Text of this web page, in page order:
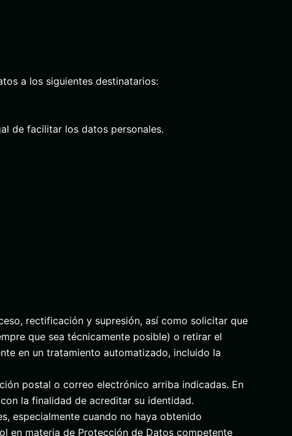
a los siguientes destinatarios:
de facilitar los datos personales.
rectificación y supresión, así como solicitar que
que sea técnicamente posible) o retirar el
en un tratamiento automatizado, incluido la
postal o correo electrónico arriba indicadas. En
la finalidad de acreditar su identidad.
especialmente cuando no haya obtenido
en materia de Protección de Datos competente